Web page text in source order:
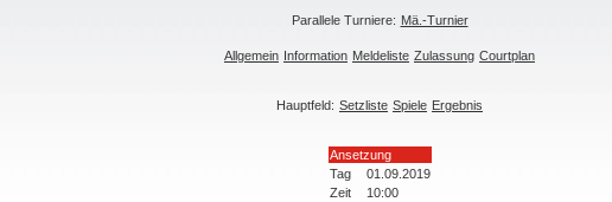
Parallele Turniere: Mä.-Turnier
Allgemein Information Meldeliste Zulassung Courtplan
Hauptfeld: Setzliste Spiele Ergebnis
Ansetzung
Tag
01.09.2019
Zeit
10:00